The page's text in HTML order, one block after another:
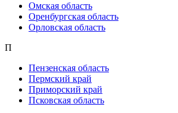
Омская область
Оренбургская область
Орловская область
П
Пензенская область
Пермский край
Приморский край
Псковская область